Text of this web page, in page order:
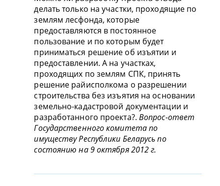
делать только на участки, проходящие по
землям лесфонда, которые
предоставляются в постоянное
пользование и по которым будет
приниматься решение об изъятии и
предоставлении. А на участках,
проходящих по землям СПК, принять
решение райисполкома о разрешении
строительства без изъятия на основании
земельно-кадастровой документации и
разработанного проекта?. Вопрос-ответ
Государственного комитета по
имуществу Республики Беларусь по
состоянию на 9 октября 2012 г.